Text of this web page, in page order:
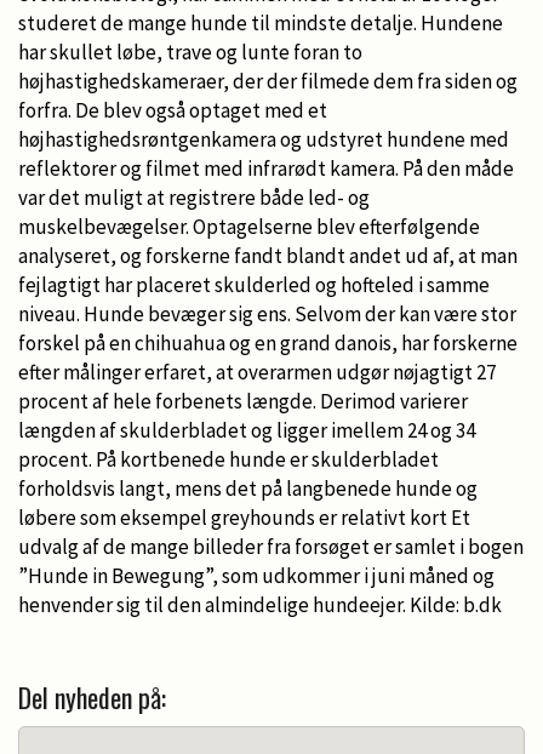
studeret de mange hunde til mindste detalje. Hundene
har skullet løbe, trave og lunte foran to
højhastighedskameraer, der der filmede dem fra siden og
forfra. De blev også optaget med et
højhastighedsrøntgenkamera og udstyret hundene med
reflektorer og filmet med infrarødt kamera. På den måde
var det muligt at registrere både led- og
muskelbevægelser. Optagelserne blev efterfølgende
analyseret, og forskerne fandt blandt andet ud af, at man
fejlagtigt har placeret skulderled og hofteled i samme
niveau. Hunde bevæger sig ens. Selvom der kan være stor
forskel på en chihuahua og en grand danois, har forskerne
efter målinger erfaret, at overarmen udgør nøjagtigt 27
procent af hele forbenets længde. Derimod varierer
længden af skulderbladet og ligger imellem 24 og 34
procent. På kortbenede hunde er skulderbladet
forholdsvis langt, mens det på langbenede hunde og
løbere som eksempel greyhounds er relativt kort Et
udvalg af de mange billeder fra forsøget er samlet i bogen
”Hunde in Bewegung”, som udkommer i juni måned og
henvender sig til den almindelige hundeejer. Kilde: b.dk
Del nyheden på: